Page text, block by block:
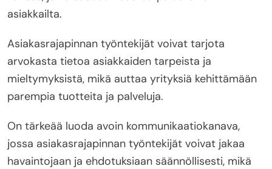
asiakkailta.
Asiakasrajapinnan työntekijät voivat tarjota
arvokasta tietoa asiakkaiden tarpeista ja
mieltymyksistä, mikä auttaa yrityksiä kehittämään
parempia tuotteita ja palveluja.
On tärkeää luoda avoin kommunikaatiokanava,
jossa asiakasrajapinnan työntekijät voivat jakaa
havaintojaan ja ehdotuksiaan säännöllisesti, mikä